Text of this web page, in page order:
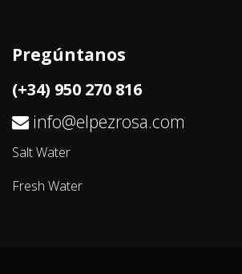
Pregúntanos
(+34) 950 270 816
info@elpezrosa.com
Salt Water
Fresh Water